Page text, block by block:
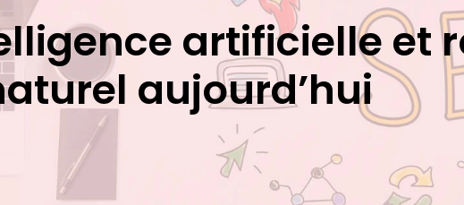
artificielle et
aujourd’hui